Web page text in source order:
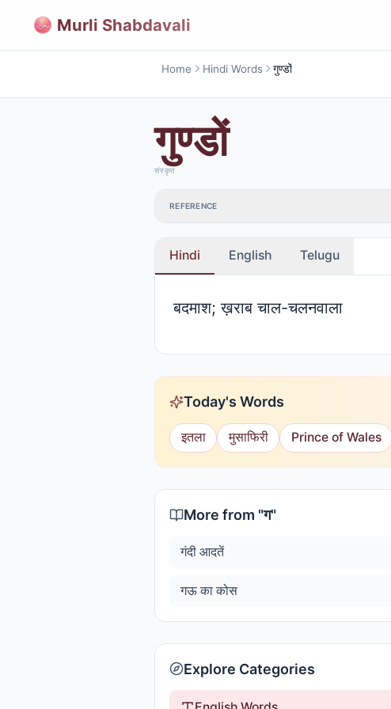
Murli Shabdavali
Home Hindi Words गुण्डों
गुण्डों
संस्कृत
REFERENCE
Hindi English Telugu
बदमाश; ख़राब चाल-चलनवाला
Today's Words
इतला मुसाफिरी Prince of Wales
More from "ग"
गंदी आदतें
गऊ का कोस
Explore Categories